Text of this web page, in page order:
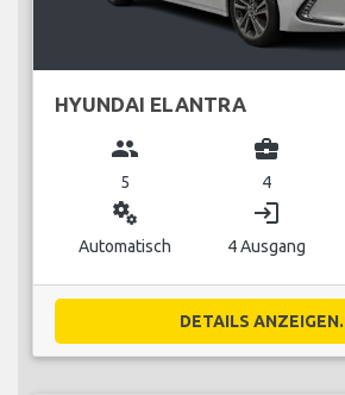
HYUNDAI ELANTRA
group
5
business_center
4
miscellaneous_services
Automatisch
login
4 Ausgang
DETAILS